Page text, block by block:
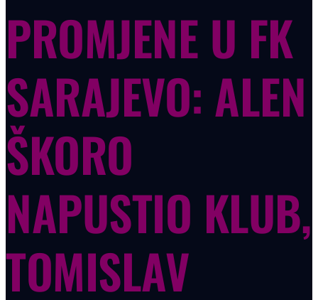
PROMJENE U FK
SARAJEVO: ALEN
ŠKORO
NAPUSTIO KLUB,
TOMISLAV